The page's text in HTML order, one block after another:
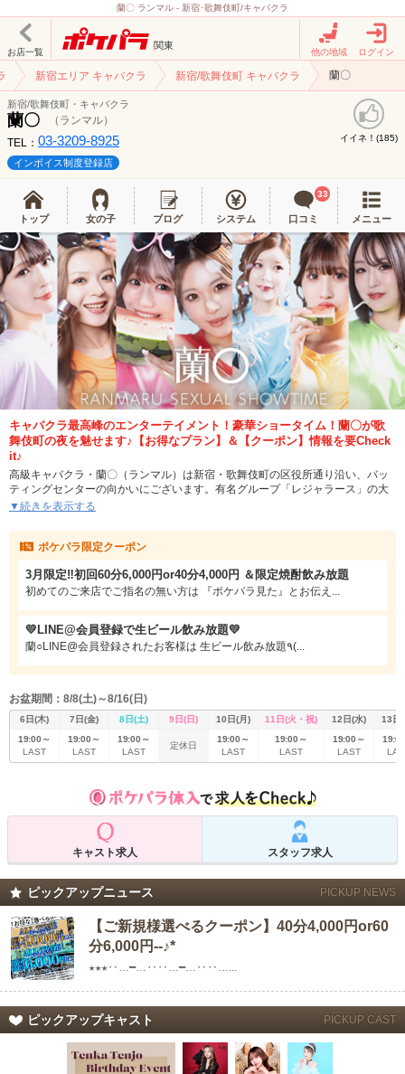
蘭〇 ランマル - 新宿･歌舞伎町/キャバクラ
お店一覧
関東
他の地域 ログイン
新宿エリア キャバクラ 新宿/歌舞伎町 キャバクラ 蘭〇
新宿/歌舞伎町・キャバクラ
蘭〇
（ランマル）
TEL： 03-3209-8925 イイネ！(185)
インボイス制度登録店
トップ 女の子 ブログ システム 口コミ
33
メニュー
キャバクラ最高峰のエンターテイメント！豪華ショータイム！蘭〇が歌
舞伎町の夜を魅せます♪【お得なプラン】＆【クーポン】情報を要Check
it♪
高級キャバクラ・蘭〇（ランマル）は新宿・歌舞伎町の区役所通り沿い、バッ
ティングセンターの向かいにございます。有名グループ「レジャラース」の大
人気店舗。高級感があり広くつろげる内装と選りすぐりの容姿端麗なキャス
メインフロアーの他にも「バッカス」と呼ばれるカラオケルームを配置。VIPル
ームのような使い方も可能なので、はずせない接待や特別な夜の演出にも最適
です。
にお得な割引のあるクーポンページや、ショータイムのスケジュールがあるイ
ベントページはお見逃しなく。
(当グループでは客引き行為は行っていません。類似の店舗を装った悪質な客引
きにはお気をつけください。）
▼続きを表示する
ポケパラ限定クーポン
3月限定‼️初回60分6,000円or40分4,000円 ＆限定焼酎飲み放題
初めてのご来店でご指名の無い方は 『ポケパラ見た』とお伝え...
💛LINE@会員登録で生ビール飲み放題💛
蘭○LINE@会員登録されたお客様は 生ビール飲み放題٩(...
お盆期間：8/8(土)～8/16(日)
6日(木) 7日(金) 8日(土) 9日(日) 10日(月) 11日(火・祝) 12日(水)
13日
19:00～
LAST
19:00～
LAST
19:00～
LAST
定休日
19:00～
LAST
19:00～
LAST
19:00～
LAST
キャスト求人 スタッフ求人
ピックアップニュース PICKUP NEWS
【ご新規様選べるクーポン】40分4,000円or60
分6,000円--♪*
★★★‥…━…‥‥…━…‥‥…...
ピックアップキャスト PICKUP CAST